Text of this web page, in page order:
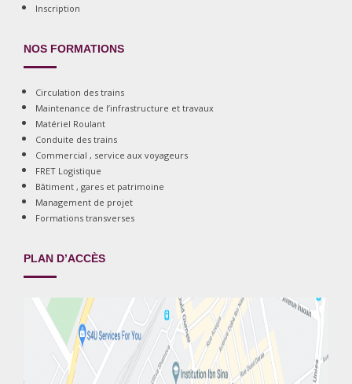
Inscription
NOS FORMATIONS
Circulation des trains
Maintenance de l’infrastructure et travaux
Matériel Roulant
Conduite des trains
Commercial , service aux voyageurs
FRET Logistique
Bâtiment , gares et patrimoine
Management de projet
Formations transverses
PLAN D’ACCÈS